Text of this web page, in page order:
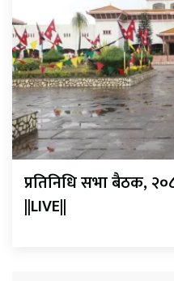
प्रतिनिधि सभा बैठक,
||LIVE||